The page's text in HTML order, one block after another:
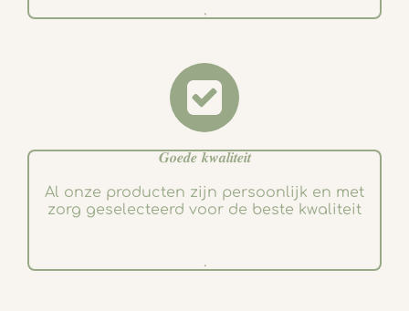
.
𝑮𝒐𝒆𝒅𝒆 𝒌𝒘𝒂𝒍𝒊𝒕𝒆𝒊𝒕
Al onze producten zijn persoonlijk en met
zorg geselecteerd voor de beste kwaliteit
.